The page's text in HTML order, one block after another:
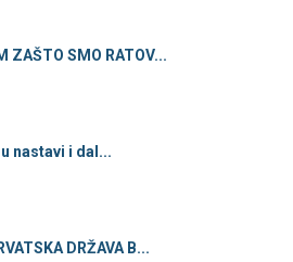
ZAŠTO SMO RATOV...
nastavi i dal...
DRŽAVA B...